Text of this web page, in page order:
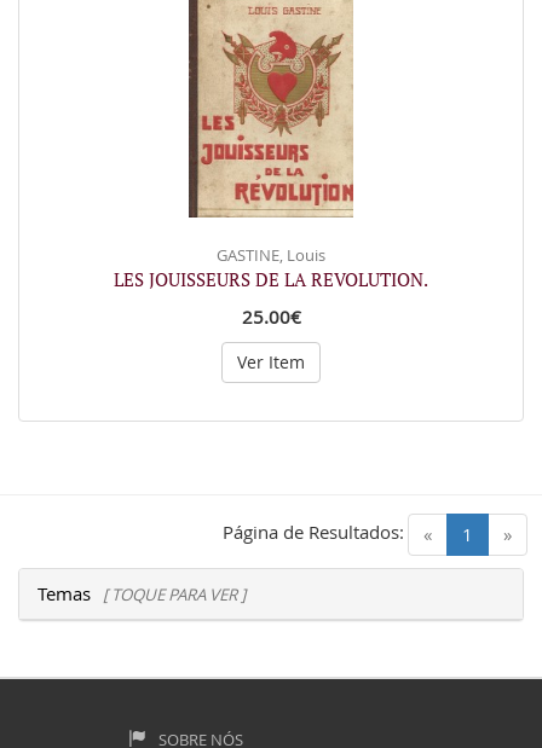
GASTINE, Louis
LES JOUISSEURS DE LA REVOLUTION.
25.00€
Ver Item
« 1 (current)
»
Página de Resultados:
Temas [ TOQUE PARA VER ]
SOBRE NÓS